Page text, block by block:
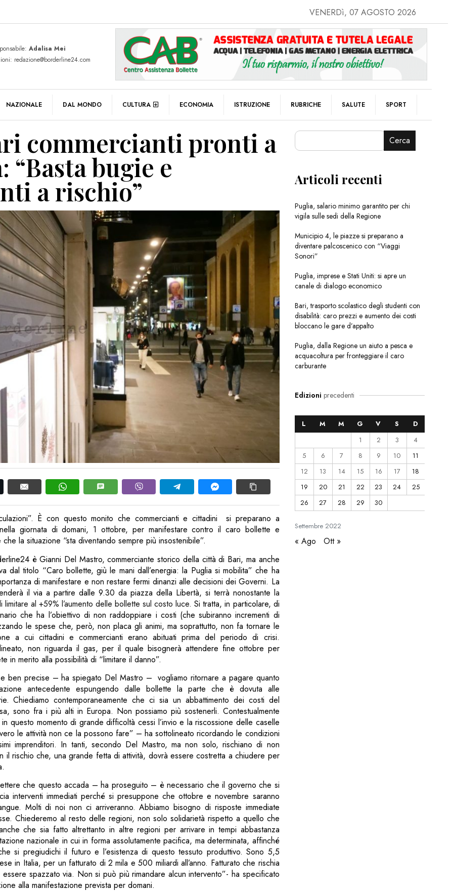
VENERDì, 07 AGOSTO 2026
Adalisa Mei
redazione@borderline24.com
NAZIONALE DAL MONDO CULTURA ECONOMIA ISTRUZIONE RUBRICHE SALUTE SPORT
commercianti pronti a
“Basta bugie e
a rischio”
È con questo monito che commercianti e cittadini si preparano a
giornata di domani, 1 ottobre, per manifestare contro il caro bollette e
la situazione “sta diventando sempre più insostenibile”.
è Gianni Del Mastro, commerciante storico della città di Bari, ma anche
dal titolo “Caro bollette, giù le mani dall’energia: la Puglia si mobilita” che ha
di manifestare e non restare fermi dinanzi alle decisioni dei Governi. La
il via a partire dalle 9.30 da piazza della Libertà, si terrà nonostante la
limitare al +59% l’aumento delle bollette sul costo luce. Si tratta, in particolare, di
che ha l’obiettivo di non raddoppiare i costi (che subiranno incrementi di
le spese che, però, non placa gli animi, ma soprattutto, non fa tornare le
a cui cittadini e commercianti erano abituati prima del periodo di crisi.
non riguarda il gas, per il quale bisognerà attendere fine ottobre per
in merito alla possibilità di “limitare il danno”.
ben precise – ha spiegato Del Mastro – vogliamo ritornare a pagare quanto
antecedente espungendo dalle bollette la parte che è dovuta alle
Chiediamo contemporaneamente che ci sia un abbattimento dei costi del
sono fra i più alti in Europa. Non possiamo più sostenerli. Contestualmente
questo momento di grande difficoltà cessi l’invio e la riscossione delle caselle
le attività non ce la possono fare” – ha sottolineato ricordando le condizioni
imprenditori. In tanti, secondo Del Mastro, ma non solo, rischiano di non
il rischio che, una grande fetta di attività, dovrà essere costretta a chiudere per
che questo accada – ha proseguito – è necessario che il governo che si
interventi immediati perché si presuppone che ottobre e novembre saranno
Molti di noi non ci arriveranno. Abbiamo bisogno di risposte immediate
Chiederemo al resto delle regioni, non solo solidarietà rispetto a quello che
che sia fatto altrettanto in altre regioni per arrivare in tempi abbastanza
nazionale in cui in forma assolutamente pacifica, ma determinata, affinché
si pregiudichi il futuro e l’esistenza di questo tessuto produttivo. Sono 5,5
in Italia, per un fatturato di 2 mila e 500 miliardi all’anno. Fatturato che rischia
spazzato via. Non si può più rimandare alcun intervento”- ha specificato
alla manifestazione prevista per domani.
Cerca
Articoli recenti
Puglia, salario minimo garantito per chi
vigila sulle sedi della Regione
Municipio 4, le piazze si preparano a
diventare palcoscenico con “Viaggi
Sonori”
Puglia, imprese e Stati Uniti: si apre un
canale di dialogo economico
Bari, trasporto scolastico degli studenti con
disabilità: caro prezzi e aumento dei costi
bloccano le gare d’appalto
Puglia, dalla Regione un aiuto a pesca e
acquacoltura per fronteggiare il caro
carburante
Edizioni precedenti
Settembre2022
L M M G V S
D
1
2 3
4
5
6 7 8 9 10
11
12
13 14 15 16 17
18
19
20 21 22 23 24
25
26
27 28 29 30
« Ago Ott »